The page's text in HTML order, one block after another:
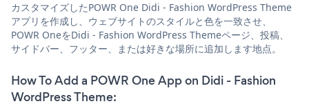
カスタマイズしたPOWR One Didi - Fashion WordPress Theme
アプリを作成し、ウェブサイトのスタイルと色を一致させ、
POWR OneをDidi - Fashion WordPress Themeページ、投稿、
サイドバー、フッター、または好きな場所に追加します地点。
How To Add a POWR One App on Didi - Fashion
WordPress Theme: